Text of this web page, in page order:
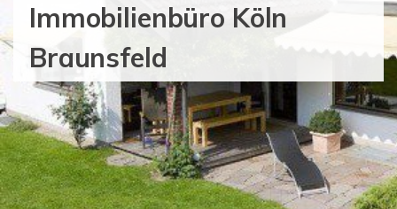
Immobilienbüro Köln
Braunsfeld